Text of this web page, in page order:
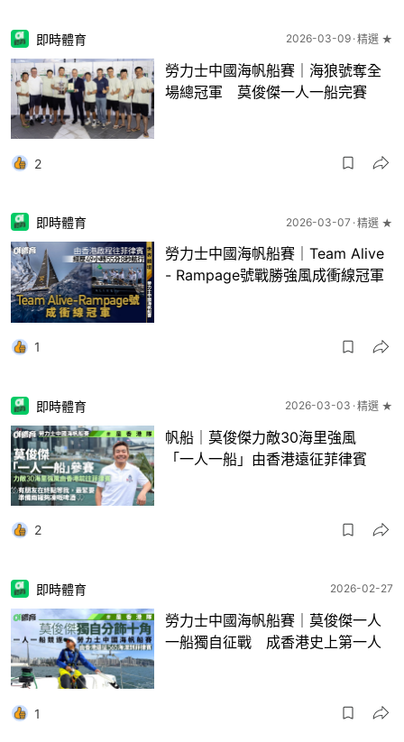
即時體育 2026-03-09 精選 ★
勞力士中國海帆船賽｜海狼號奪全
場總冠軍 莫俊傑一人一船完賽
2
即時體育 2026-03-07 精選 ★
勞力士中國海帆船賽｜Team Alive
- Rampage號戰勝強風成衝線冠軍
1
即時體育 2026-03-03 精選 ★
帆船｜莫俊傑力敵30海里強風
「一人一船」由香港遠征菲律賓
2
即時體育 2026-02-27
勞力士中國海帆船賽｜莫俊傑一人
一船獨自征戰 成香港史上第一人
1